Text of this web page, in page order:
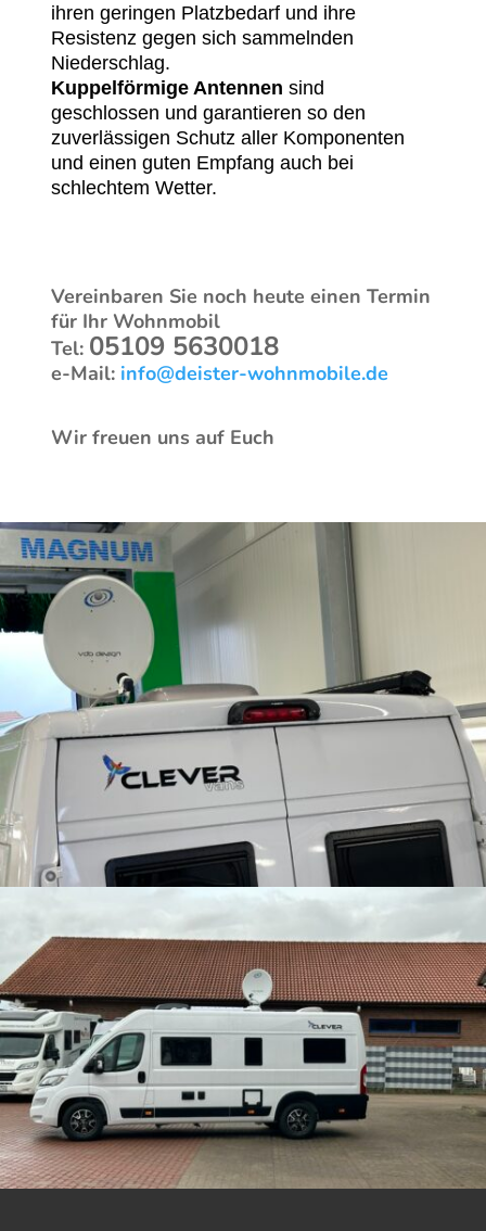
ihren geringen Platzbedarf und ihre
Resistenz gegen sich sammelnden
Niederschlag.
Kuppelförmige Antennen sind
geschlossen und garantieren so den
zuverlässigen Schutz aller Komponenten
und einen guten Empfang auch bei
schlechtem Wetter.
Vereinbaren Sie noch heute einen Termin
für Ihr Wohnmobil
Tel: 05109 5630018
e-Mail: info@deister-wohnmobile.de
Wir freuen uns auf Euch